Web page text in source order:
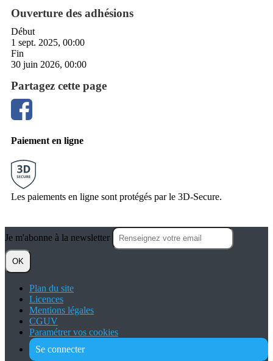
Ouverture des adhésions
Début
1 sept. 2025, 00:00
Fin
30 juin 2026, 00:00
Partagez cette page
Paiement en ligne
Les paiements en ligne sont protégés par le 3D-Secure.
Je m'abonne à la newsletter
OK
Plan du site
Licences
Mentions légales
CGUV
Paramétrer vos cookies
Se connecter